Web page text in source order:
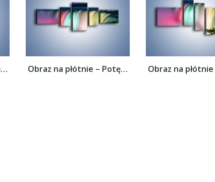
Obraz na płótnie – Potęga niagary –... Obraz na płótnie – Potęga niagary –...